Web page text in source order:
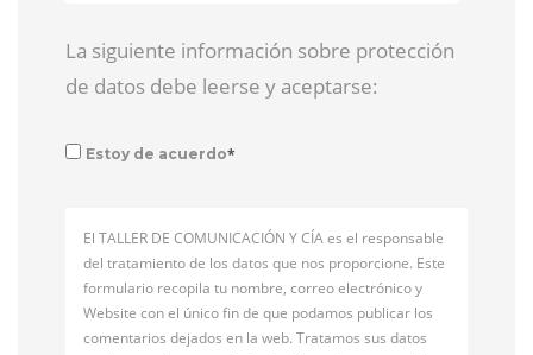
La siguiente información sobre protección
de datos debe leerse y aceptarse:
Estoy de acuerdo*
El TALLER DE COMUNICACIÓN Y CÍA es el responsable
del tratamiento de los datos que nos proporcione. Este
formulario recopila tu nombre, correo electrónico y
Website con el único fin de que podamos publicar los
comentarios dejados en la web. Tratamos sus datos